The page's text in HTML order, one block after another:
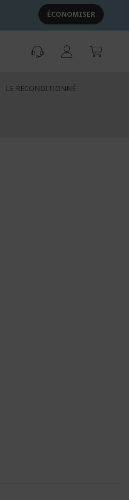
ÉCONOMISER
LE RECONDITIONNÉ